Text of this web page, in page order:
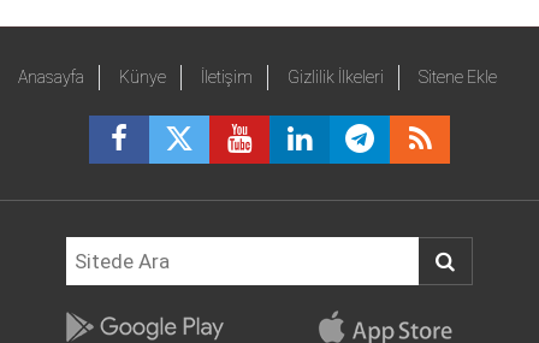
Anasayfa Künye İletişim Gizlilik İlkeleri Sitene Ekle